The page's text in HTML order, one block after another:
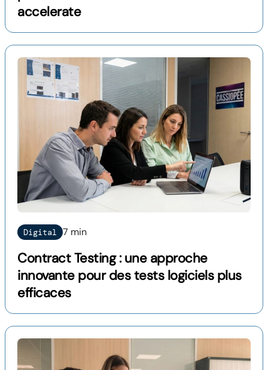
accelerate
Digital 7 min
Contract Testing : une approche
innovante pour des tests logiciels plus
efficaces